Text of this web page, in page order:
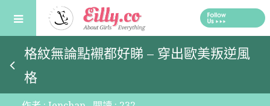
content
格紋無論點襯都好睇 – 穿出歐美叛逆風
格